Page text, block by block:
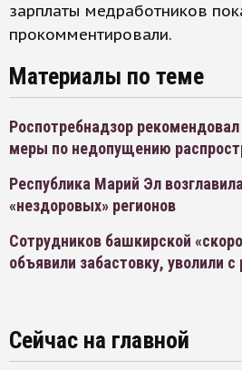
зарплаты медработников
прокомментировали.
Материалы по теме
Роспотребнадзор
меры по недопущению
Республика Марий Эл
«нездоровых» регионов
Сотрудников башкирской
объявили забастовку, уволили
Сейчас на главной